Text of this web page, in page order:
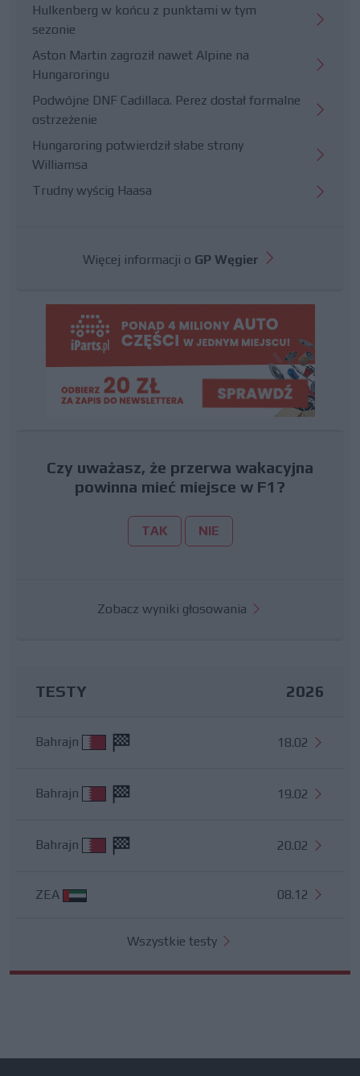
Hulkenberg w końcu z punktami w tym
sezonie
Aston Martin zagroził nawet Alpine na
Hungaroringu
Podwójne DNF Cadillaca. Perez dostał formalne
ostrzeżenie
Hungaroring potwierdził słabe strony
Williamsa
Trudny wyścig Haasa
Więcej informacji o GP Węgier
Czy uważasz, że przerwa wakacyjna
powinna mieć miejsce w F1?
TAK NIE
Zobacz wyniki głosowania
TESTY 2026
Bahrajn 18.02
Bahrajn 19.02
Bahrajn 20.02
ZEA 08.12
Wszystkie testy